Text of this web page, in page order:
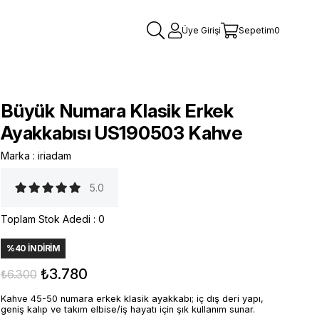
Üye Girişi Sepetim0
Büyük Numara Klasik Erkek
Ayakkabısı US190503 Kahve
Marka : iriadam
5.0
Toplam Stok Adedi : 0
%40 İNDIRIM
₺6.300 ₺3.780
Kahve 45-50 numara erkek klasik ayakkabı; iç dış deri yapı,
geniş kalıp ve takım elbise/iş hayatı için şık kullanım sunar.